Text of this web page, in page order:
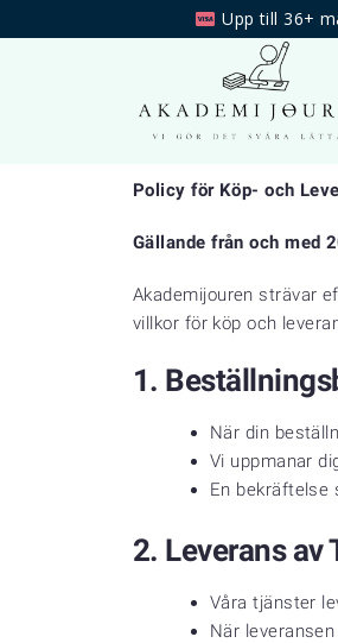
Upp till 36+
Policy för Köp- och
Gällande från och med
Akademijouren strävar
villkor för köp och
1.
När din
Vi uppmanar
En bekräftelse
2. Leverans av
Våra tjänster
När